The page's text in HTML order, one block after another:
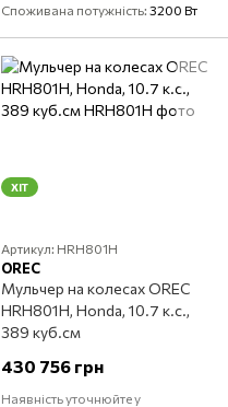
Споживана потужність 3200 Вт
ХІТ
Артикул: HRH801H
OREC
Мульчер на колесах OREC
HRH801H, Honda, 10.7 к.с.,
389 куб.см
430 756 грн
Наявність уточнюйте у